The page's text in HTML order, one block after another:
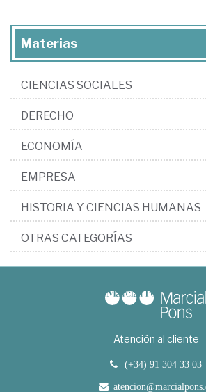
Muylem,
Micaela
Materias
CIENCIAS SOCIALES
DERECHO
ECONOMÍA
EMPRESA
HISTORIA Y CIENCIAS HUMANAS
OTRAS CATEGORÍAS
Atención al cliente
(+34) 91 304 33 03